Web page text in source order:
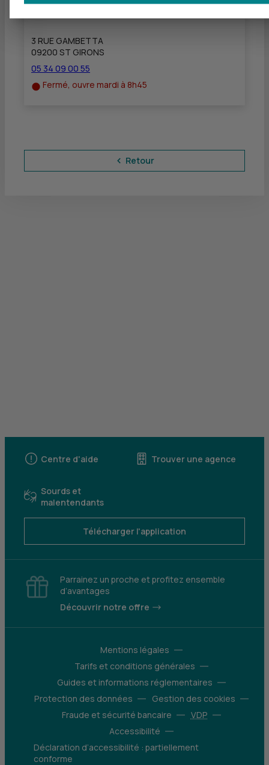
CIC SAINT GIRONS - CIC SALIES DU SALAT
3 RUE GAMBETTA
09200 ST GIRONS
05 34 09 00 55
Fermé, ouvre mardi à 8h45
Retour
Centre d'aide Trouver une agence
Sourds et
malentendants
Télécharger l'application
Parrainez un proche et profitez ensemble
d’avantages
Découvrir notre offre
Mentions légales
Tarifs et conditions générales
Guides et informations réglementaires
Protection des données
Gestion des cookies
Fraude et sécurité bancaire
VDP
Accessibilité
Déclaration d’accessibilité : partiellement
conforme